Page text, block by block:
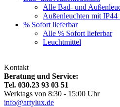
Alle Bad- und
Außenleuchten mit IP44
% Sofort lieferbar
Alle % Sofort lieferbar
Leuchtmittel
Kontakt
Beratung und Service:
Tel. 030.23 93 03 51
Werktags von 8:30 - 15:00 Uhr
info@artylux.de